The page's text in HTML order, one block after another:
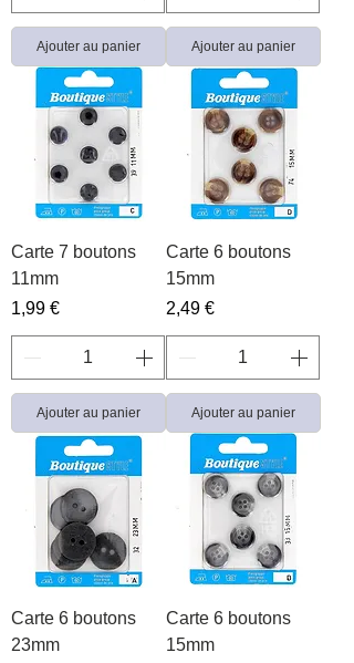
Ajouter au panier Ajouter au panier
Carte 7 boutons
11mm
Prix
1,99 €
Ajouter au panier
Carte 6 boutons
15mm
Prix
2,49 €
Ajouter au panier
Carte 6 boutons
23mm
Carte 6 boutons
15mm